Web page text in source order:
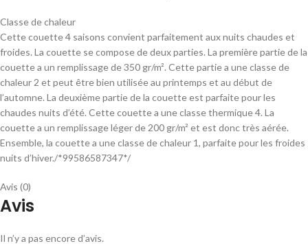
Classe de chaleur
Cette couette 4 saisons convient parfaitement aux nuits chaudes et
froides. La couette se compose de deux parties. La première partie de la
couette a un remplissage de 350 gr/m². Cette partie a une classe de
chaleur 2 et peut être bien utilisée au printemps et au début de
l’automne. La deuxième partie de la couette est parfaite pour les
chaudes nuits d’été. Cette couette a une classe thermique 4. La
couette a un remplissage léger de 200 gr/m² et est donc très aérée.
Ensemble, la couette a une classe de chaleur 1, parfaite pour les froides
nuits d’hiver./*99586587347*/
Avis (0)
Avis
Il n’y a pas encore d’avis.